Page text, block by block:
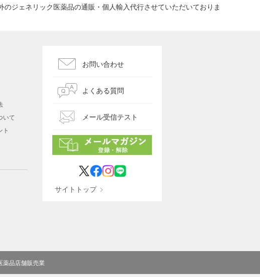
ジェネリック医薬品の通販・個人輸入代行させていただいておりま
いて
ト
お問い合わせ
よくある質問
メール受信テスト
サイトトップ
薬品店舗販売業